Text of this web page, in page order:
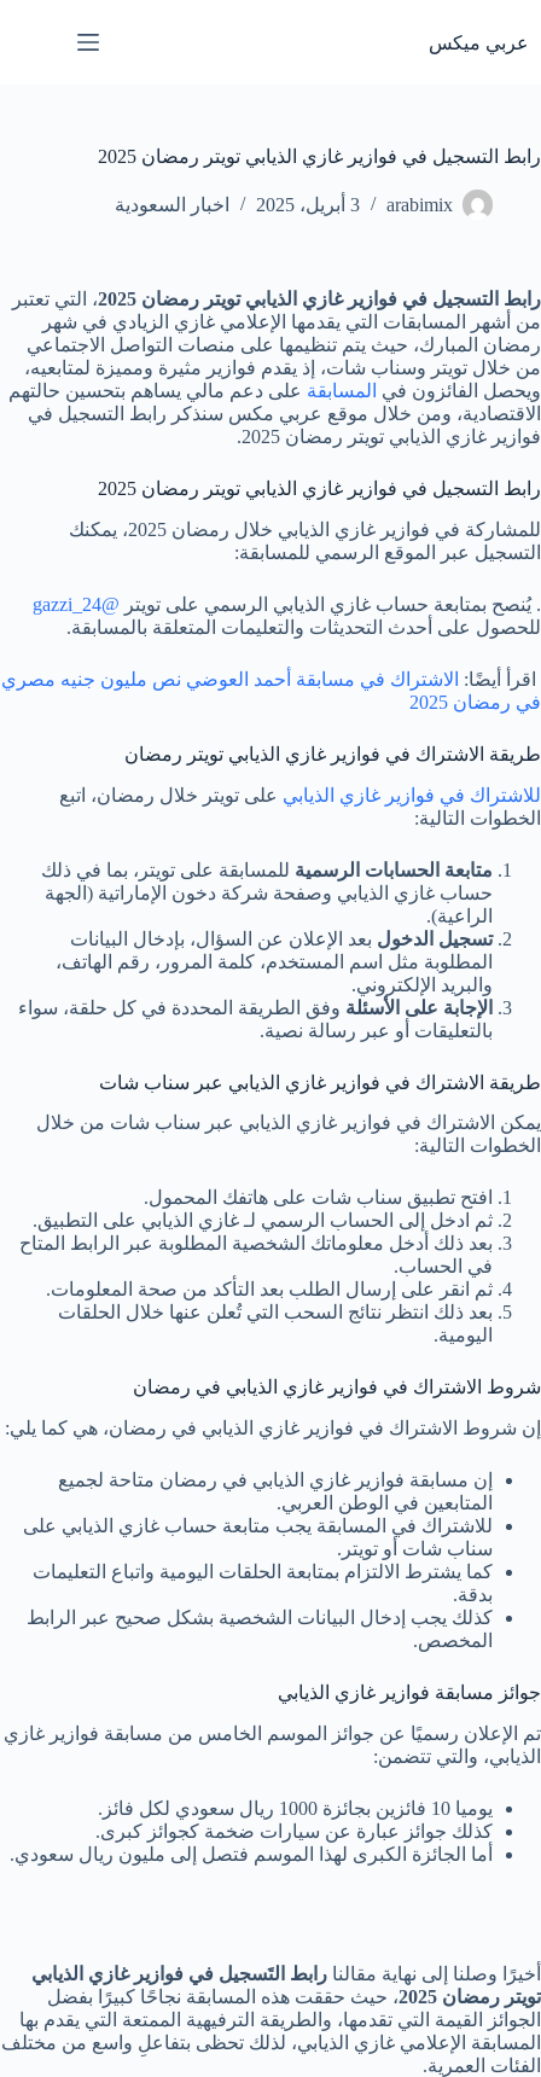
المحتوى
عربي ميكس
رابط التسجيل في فوازير غازي الذيابي تويتر رمضان 2025
arabimix 3 أبريل، 2025 اخبار السعودية
رابط التسجيل في فوازير غازي الذيابي تويتر رمضان 2025
، التي تعتبر
من أشهر المسابقات التي يقدمها الإعلامي غازي الزيادي في شهر
رمضان المبارك، حيث يتم تنظيمها على منصات التواصل الاجتماعي
من خلال تويتر وسناب شات، إذ يقدم فوازير مثيرة ومميزة لمتابعيه،
ويحصل الفائزون في المسابقة على دعم مالي يساهم بتحسين حالتهم
الاقتصادية، ومن خلال موقع عربي مكس سنذكر رابط التسجيل في
فوازير غازي الذيابي تويتر رمضان 2025.
رابط التسجيل في فوازير غازي الذيابي تويتر رمضان 2025
للمشاركة في فوازير غازي الذيابي خلال رمضان 2025، يمكنك
التسجيل عبر الموقع الرسمي للمسابقة:
. يُنصح بمتابعة حساب غازي الذيابي الرسمي على تويتر @gazzi_24
للحصول على أحدث التحديثات والتعليمات المتعلقة بالمسابقة.
اقرأ أيضًا: الاشتراك في مسابقة أحمد العوضي نص مليون جنيه مصري
في رمضان 2025
طريقة الاشتراك في فوازير غازي الذيابي تويتر رمضان
للاشتراك في فوازير غازي الذيابي على تويتر خلال رمضان، اتبع
الخطوات التالية:
متابعة الحسابات الرسمية للمسابقة على تويتر، بما في ذلك
حساب غازي الذيابي وصفحة شركة دخون الإماراتية (الجهة
الراعية).
تسجيل الدخول بعد الإعلان عن السؤال، بإدخال البيانات
المطلوبة مثل اسم المستخدم، كلمة المرور، رقم الهاتف،
والبريد الإلكتروني.
الإجابة على الأسئلة وفق الطريقة المحددة في كل حلقة، سواء
بالتعليقات أو عبر رسالة نصية.
طريقة الاشتراك في فوازير غازي الذيابي عبر سناب شات
يمكن الاشتراك في فوازير غازي الذيابي عبر سناب شات من خلال
الخطوات التالية:
افتح تطبيق سناب شات على هاتفك المحمول.
ثم ادخل إلى الحساب الرسمي لـ غازي الذيابي على التطبيق.
بعد ذلك أدخل معلوماتك الشخصية المطلوبة عبر الرابط المتاح
في الحساب.
ثم انقر على إرسال الطلب بعد التأكد من صحة المعلومات.
بعد ذلك انتظر نتائج السحب التي تُعلن عنها خلال الحلقات
اليومية.
شروط الاشتراك في فوازير غازي الذيابي في رمضان
إن شروط الاشتراك في فوازير غازي الذيابي في رمضان، هي كما يلي:
إن مسابقة فوازير غازي الذيابي في رمضان متاحة لجميع
المتابعين في الوطن العربي.
للاشتراك في المسابقة يجب متابعة حساب غازي الذيابي على
سناب شات أو تويتر.
كما يشترط الالتزام بمتابعة الحلقات اليومية واتباع التعليمات
بدقة.
كذلك يجب إدخال البيانات الشخصية بشكل صحيح عبر الرابط
المخصص.
جوائز مسابقة فوازير غازي الذيابي
تم الإعلان رسميًا عن جوائز الموسم الخامس من مسابقة فوازير غازي
الذيابي، والتي تتضمن:
يوميا 10 فائزين بجائزة 1000 ريال سعودي لكل فائز.
كذلك جوائز عبارة عن سيارات ضخمة كجوائز كبرى.
أما الجائزة الكبرى لهذا الموسم فتصل إلى مليون ريال سعودي.
أخيرًا وصلنا إلى نهاية مقالنا رابط التَسجيل في فوازير غازي الذيابي
تويتر رمضان 2025
، حيث حققت هذه المسابقة نجاحًا كبيرًا بفضل
الجوائز القيمة التي تقدمها، والطريقة الترفيهية الممتعة التي يقدم بها
المسابقة الإعلامي غازي الذيابي، لذلك تحظى بتفاعلِ واسع من مختلف
الفئات العمرية.